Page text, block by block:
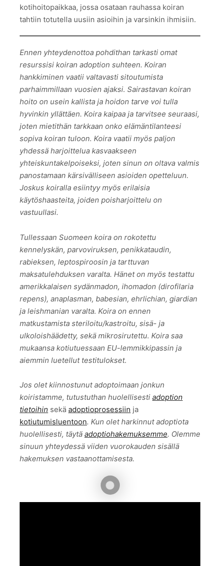
kotihoitopaikkaa, jossa osataan rauhassa koiran
tahtiin totutella uusiin asioihin ja varsinkin ihmisiin.
Ennen yhteydenottoa pohdithan tarkasti omat
resurssisi koiran adoption suhteen. Koiran
hankkiminen vaatii valtavasti sitoutumista
parhaimmillaan vuosien ajaksi. Sairastavan koiran
hoito on usein kallista ja hoidon tarve voi tulla
hyvinkin yllättäen. Koira kaipaa ja tarvitsee seuraasi,
joten mietithän tarkkaan onko elämäntilanteesi
sopiva koiran tuloon. Koira vaatii myös paljon
yhdessä harjoittelua kasvaakseen
yhteiskuntakelpoiseksi, joten sinun on oltava valmis
panostamaan kärsivälliseen asioiden opetteluun.
Joskus koiralla esiintyy myös erilaisia
käytöshaasteita, joiden poisharjoittelu on
vastuullasi.
Tullessaan Suomeen koira on rokotettu
kennelyskän, parvoviruksen, penikkataudin,
rabieksen, leptospiroosin ja tarttuvan
maksatulehduksen varalta. Hänet on myös testattu
amerikkalaisen sydänmadon, ihomadon (dirofilaria
repens), anaplasman, babesian, ehrlichian, giardian
ja leishmanian varalta. Koira on ennen
matkustamista steriloitu/kastroitu, sisä- ja
ulkoloishäädetty, sekä mikrosirutettu. Koira saa
mukaansa kotiutuessaan EU-lemmikkipassin ja
aiemmin luetellut testitulokset.
Jos olet kiinnostunut adoptoimaan jonkun
koiristamme, tutustuthan huolellisesti adoption
tietoihin sekä adoptioprosessiin ja
kotiutumisluentoon. Kun olet harkinnut adoptiota
huolellisesti, täytä adoptiohakemuksemme. Olemme
sinuun yhteydessä viiden vuorokauden sisällä
hakemuksen vastaanottamisesta.